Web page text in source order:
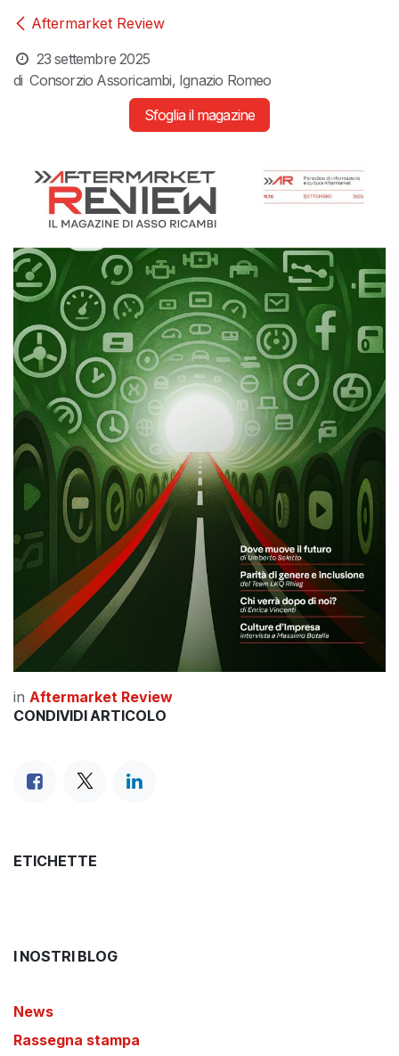
Aftermarket Review
23 settembre 2025
di Consorzio Assoricambi, Ignazio Romeo
Sfoglia il magazine
in Aftermarket Review
CONDIVIDI ARTICOLO
ETICHETTE
I NOSTRI BLOG
News
Rassegna stampa